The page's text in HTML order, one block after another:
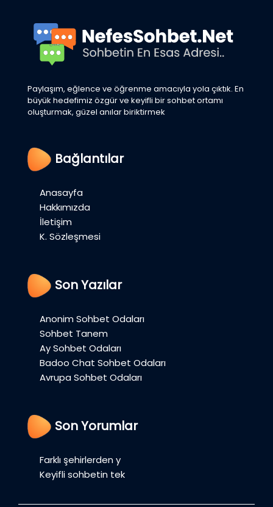
Paylaşım, eğlence ve öğrenme amacıyla yola çıktık. En
büyük hedefimiz özgür ve keyifli bir sohbet ortamı
oluşturmak, güzel anılar biriktirmek
Bağlantılar
Anasayfa
Hakkımızda
İletişim
K. Sözleşmesi
Son Yazılar
Anonim Sohbet Odaları
Sohbet Tanem
Ay Sohbet Odaları
Badoo Chat Sohbet Odaları
Avrupa Sohbet Odaları
Son Yorumlar
Farklı şehirlerden y
Keyifli sohbetin tek